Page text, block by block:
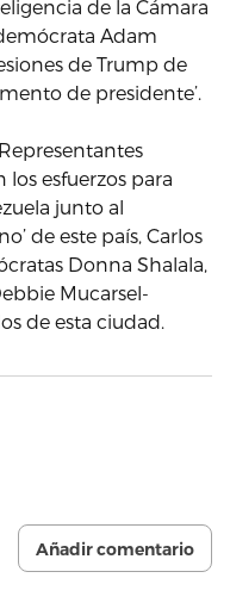
de la Cámara
Adam
de Trump de
de presidente’.
esfuerzos para
junto al
de este país, Carlos
Donna Shalala,
Mucarsel-
de esta ciudad.
Añadir comentario